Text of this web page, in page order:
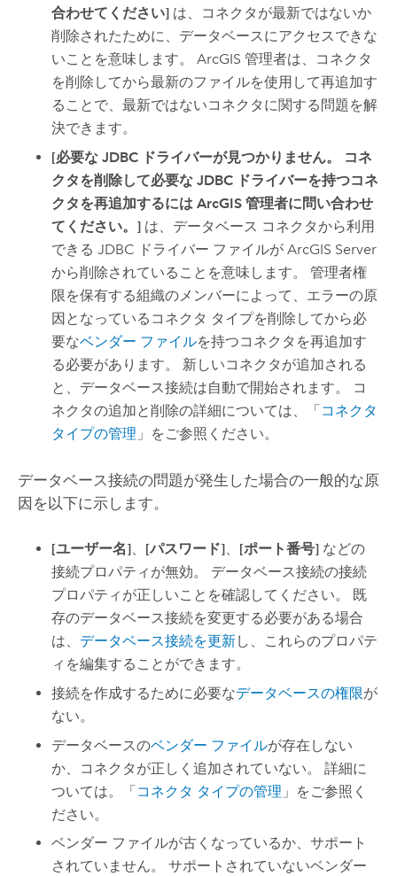
合わせてください] は、コネクタが最新ではないか
削除されたために、データベースにアクセスできな
いことを意味します。 ArcGIS 管理者は、コネクタ
を削除してから最新のファイルを使用して再追加す
ることで、最新ではないコネクタに関する問題を解
決できます。
[必要な JDBC ドライバーが見つかりません。 コネ
クタを削除して必要な JDBC ドライバーを持つコネ
クタを再追加するには ArcGIS 管理者に問い合わせ
てください。] は、データベース コネクタから利用
できる JDBC ドライバー ファイルがArcGIS Server
から削除されていることを意味します。 管理者権
限を保有する組織のメンバーによって、エラーの原
因となっているコネクタ タイプを削除してから必
要なベンダー ファイルを持つコネクタを再追加す
る必要があります。 新しいコネクタが追加される
と、データベース接続は自動で開始されます。 コ
ネクタの追加と削除の詳細については、「コネクタ
タイプの管理 」をご参照ください。
データベース接続の問題が発生した場合の一般的な原
因を以下に示します。
[ユーザー名]、 [パスワード]、 [ポート番号] などの
接続プロパティが無効。 データベース接続の接続
プロパティが正しいことを確認してください。 既
存のデータベース接続を変更する必要がある場合
は、 データベース接続を更新し、これらのプロパテ
ィを編集することができます。
接続を作成するために必要なデータベースの権限が
ない。
データベースのベンダー ファイルが存在しない
か、コネクタが正しく追加されていない。 詳細に
ついては。「コネクタ タイプの管理 」をご参照く
ださい。
ベンダー ファイルが古くなっているか、サポート
されていません。 サポートされていないベンダー